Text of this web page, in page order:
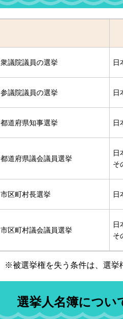
衆議院議員の選挙 日
参議院議員の選挙 日
都道府県知事選挙 日
都道府県議会議員選挙
日
そ
市区町村長選挙 日
市区町村議会議員選挙
日
そ
※被選挙権を失う条件は、選挙
選挙人名簿につい